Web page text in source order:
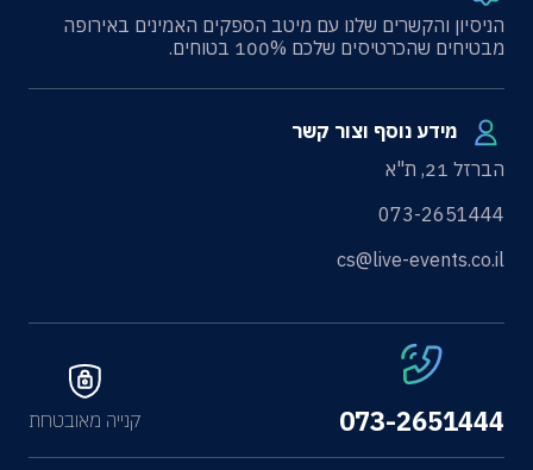
הניסיון והקשרים שלנו עם מיטב הספקים האמינים באירופה
מבטיחים שהכרטיסים שלכם 100% בטוחים.
מידע נוסף וצור קשר
הברזל 21, ת"א
073-2651444
cs@live-events.co.il
073-2651444 קנייה מאובטחת